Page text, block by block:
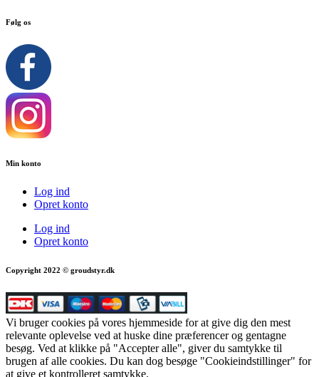
Følg os
Min konto
Log ind
Opret konto
Log ind
Opret konto
Copyright 2022 © groudstyr.dk
Vi bruger cookies på vores hjemmeside for at give dig den mest
relevante oplevelse ved at huske dine præferencer og gentagne
besøg. Ved at klikke på "Accepter alle", giver du samtykke til
brugen af alle cookies. Du kan dog besøge "Cookieindstillinger" for
at give et kontrolleret samtykke.